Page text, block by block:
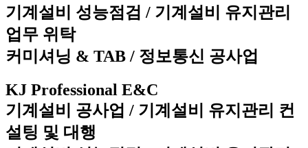
기계설비 성능점검 / 기계설비 유지관리
업무 위탁
커미셔닝 & TAB / 정보통신 공사업
KJ Professional E&C
기계설비 공사업 / 기계설비 유지관리 컨
설팅 및 대행